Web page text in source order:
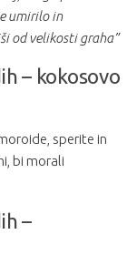
umirilo in
od velikosti graha”
– kokosovo
sperite in
bi morali
–